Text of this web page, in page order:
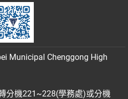
Municipal Chenggong High
分機221~228(學務處)或分機